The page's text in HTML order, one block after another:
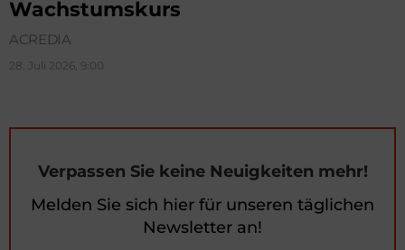
Wachstumskurs
ACREDIA
28. Juli 2026, 9:00
Verpassen Sie keine Neuigkeiten mehr!
Melden Sie sich hier für unseren täglichen
Newsletter an!